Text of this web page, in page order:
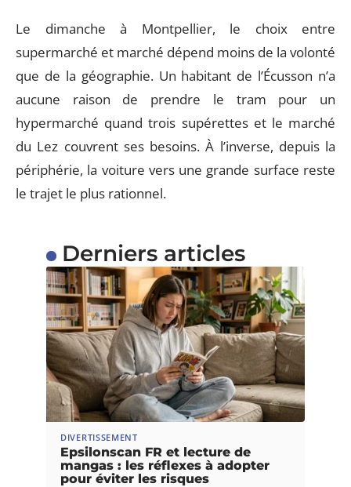
Le dimanche à Montpellier, le choix entre
supermarché et marché dépend moins de la volonté
que de la géographie. Un habitant de l’Écusson n’a
aucune raison de prendre le tram pour un
hypermarché quand trois supérettes et le marché
du Lez couvrent ses besoins. À l’inverse, depuis la
périphérie, la voiture vers une grande surface reste
le trajet le plus rationnel.
Derniers articles
DIVERTISSEMENT
Epsilonscan FR et lecture de
mangas : les réflexes à adopter
pour éviter les risques